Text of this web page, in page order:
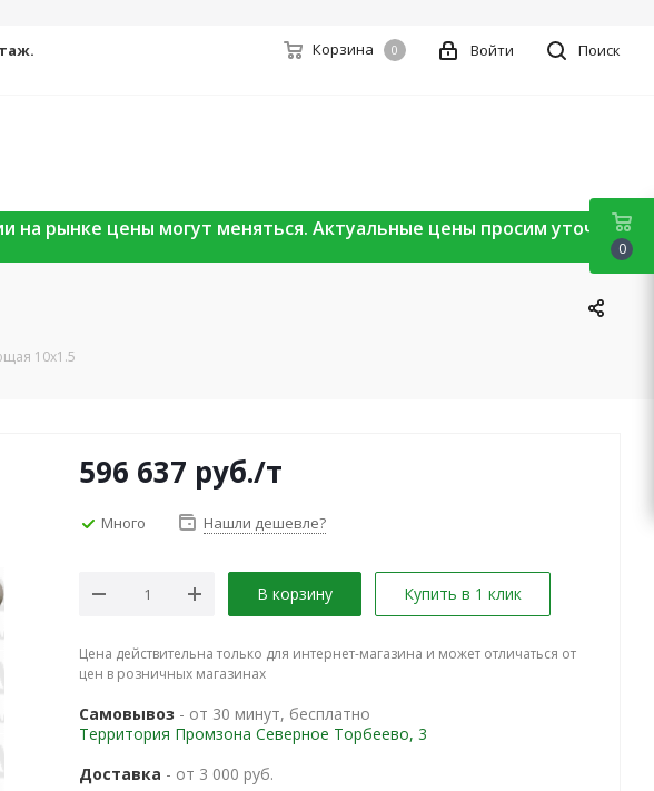
Поиск
Войти
Корзина 0
на рынке цены могут меняться. Актуальные цены просим уточнять
10х1.5
596 637 руб./т
Много Нашли дешевле?
В корзину Купить в 1 клик
Цена действительна только для интернет-магазина и может отличаться от
цен в розничных магазинах
Самовывоз - от 30 минут, бесплатно
Территория Промзона Северное Торбеево, 3
Доставка - от 3 000 руб.
0